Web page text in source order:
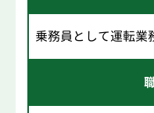
乗務員として運転業